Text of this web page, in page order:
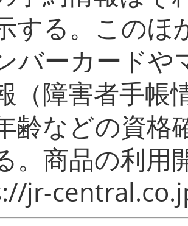
する。このほ
バーカードや
（障害者手帳
齢などの資格
。商品の利用
jr-